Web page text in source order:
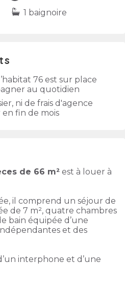
1 baignoire
76 est sur place
au quotidien
ni de frais d'agence
fin de mois
de 66 m² est à louer à
il comprend un séjour de
de 7 m², quatre chambres
bain équipée d’une
et des
interphone et d’une